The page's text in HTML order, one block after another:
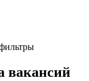
вакансий